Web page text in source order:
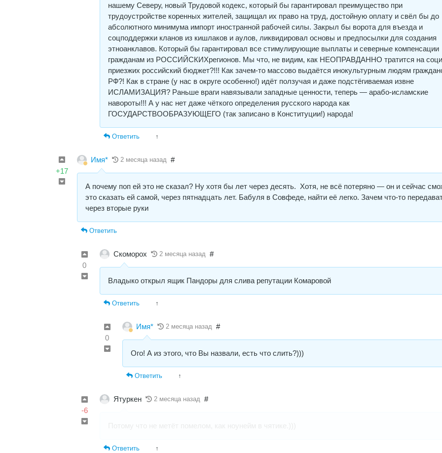
нашему Северу, новый Трудовой кодекс, который бы гарантировал преимущество при
трудоустройстве коренных жителей, защищал их право на труд, достойную оплату и свёл бы до
абсолютного минимума импорт иностранной рабочей силы. Закрыл бы ворота для въезда и
соцподдержки кланов из кишлаков и аулов, ликвидировал основы и предпосылки для создания
этноанклавов. Который бы гарантировал все стимулирующие выплаты и северные компенсации
гражданам из РОССИЙСКИХрегионов. Мы что, не видим, как НЕОПРАВДАННО тратится на
приезжих российский бюджет?!!! Как зачем-то массово выдаётся инокультурным людям
РФ?! Как в стране (у нас в округе особенно!) идёт ползучая и даже подстёгиваемая извне
ИСЛАМИЗАЦИЯ? Раньше враги навязывали западные ценности, теперь — арабо-исламские
навороты!!! А у нас нет даже чёткого определения русского народа как
ГОСУДАРСТВООБРАЗУЮЩЕГО (так записано в Конституции!) народа!
Ответить ↑
+17
Имя* 2 месяца назад #
А почему поп ей это не сказал? Ну хотя бы лет через десять. Хотя, не всё потеряно — он и сейчас
это сказать ей самой, через пятнадцать лет. Бабуля в Совфеде, найти её легко. Зачем что-то
через вторые руки
Ответить
0
Скоморох 2 месяца назад #
Владыко открыл ящик Пандоры для слива репутации Комаровой
Ответить ↑
0
Имя* 2 месяца назад #
Ого! А из этого, что Вы назвали, есть что слить?)))
Ответить ↑
-6
Ятуркен 2 месяца назад #
Ответить ↑